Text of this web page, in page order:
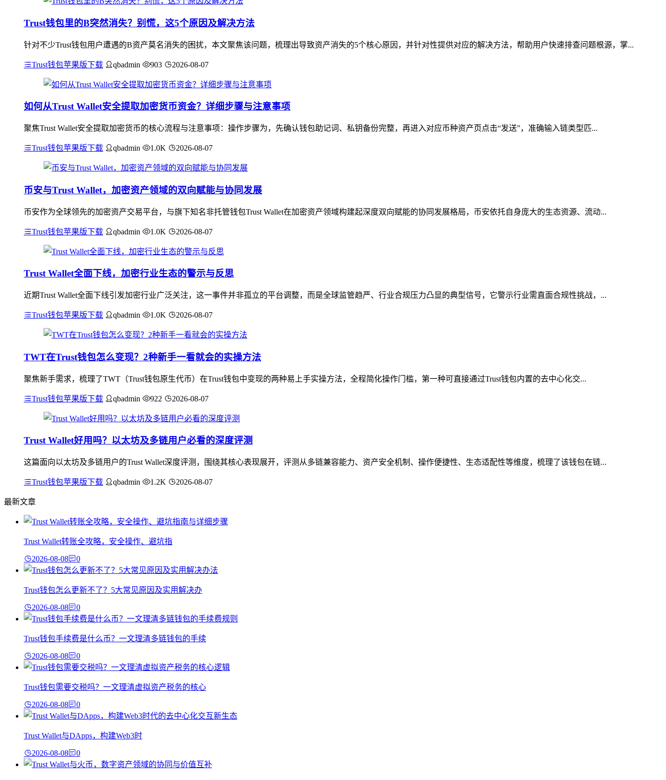
Trust钱包里的B突然消失？别慌，这5个原因及解决方法
针对不少Trust钱包用户遭遇的B资产莫名消失的困扰，本文聚焦该问题，梳理出导致资产消失的5个核心原因，并针对性提供对应的解决方法，帮助用户快速排查问题根源，掌...
Trust钱包苹果版下载 qbadmin 903 2026-08-07
如何从Trust Wallet安全提取加密货币资金？详细步骤与注意事项
聚焦Trust Wallet安全提取加密货币的核心流程与注意事项：操作步骤为，先确认钱包助记词、私钥备份完整，再进入对应币种资产页点击“发送”，准确输入链类型匹...
Trust钱包苹果版下载 qbadmin 1.0K 2026-08-07
币安与Trust Wallet，加密资产领域的双向赋能与协同发展
币安作为全球领先的加密资产交易平台，与旗下知名非托管钱包Trust Wallet在加密资产领域构建起深度双向赋能的协同发展格局，币安依托自身庞大的生态资源、流动...
Trust钱包苹果版下载 qbadmin 1.0K 2026-08-07
Trust Wallet全面下线，加密行业生态的警示与反思
近期Trust Wallet全面下线引发加密行业广泛关注，这一事件并非孤立的平台调整，而是全球监管趋严、行业合规压力凸显的典型信号，它警示行业需直面合规性挑战，...
Trust钱包苹果版下载 qbadmin 1.0K 2026-08-07
TWT在Trust钱包怎么变现？2种新手一看就会的实操方法
聚焦新手需求，梳理了TWT（Trust钱包原生代币）在Trust钱包中变现的两种易上手实操方法，全程简化操作门槛，第一种可直接通过Trust钱包内置的去中心化交...
Trust钱包苹果版下载 qbadmin 922 2026-08-07
Trust Wallet好用吗？以太坊及多链用户必看的深度评测
这篇面向以太坊及多链用户的Trust Wallet深度评测，围绕其核心表现展开，评测从多链兼容能力、资产安全机制、操作便捷性、生态适配性等维度，梳理了该钱包在链...
Trust钱包苹果版下载 qbadmin 1.2K 2026-08-07
最新文章
Trust Wallet转账全攻略，安全操作、避坑指
2026-08-08 0
Trust钱包怎么更新不了？5大常见原因及实用解决办
2026-08-08 0
Trust钱包手续费是什么币？一文理清多链钱包的手续
2026-08-08 0
Trust钱包需要交税吗？一文理清虚拟资产税务的核心
2026-08-08 0
Trust Wallet与DApps，构建Web3时
2026-08-08 0